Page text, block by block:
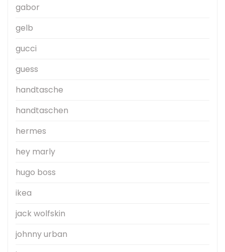
gabor
gelb
gucci
guess
handtasche
handtaschen
hermes
hey marly
hugo boss
ikea
jack wolfskin
johnny urban